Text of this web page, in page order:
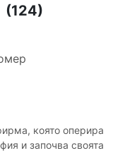
(124)
която оперира
и започва своята